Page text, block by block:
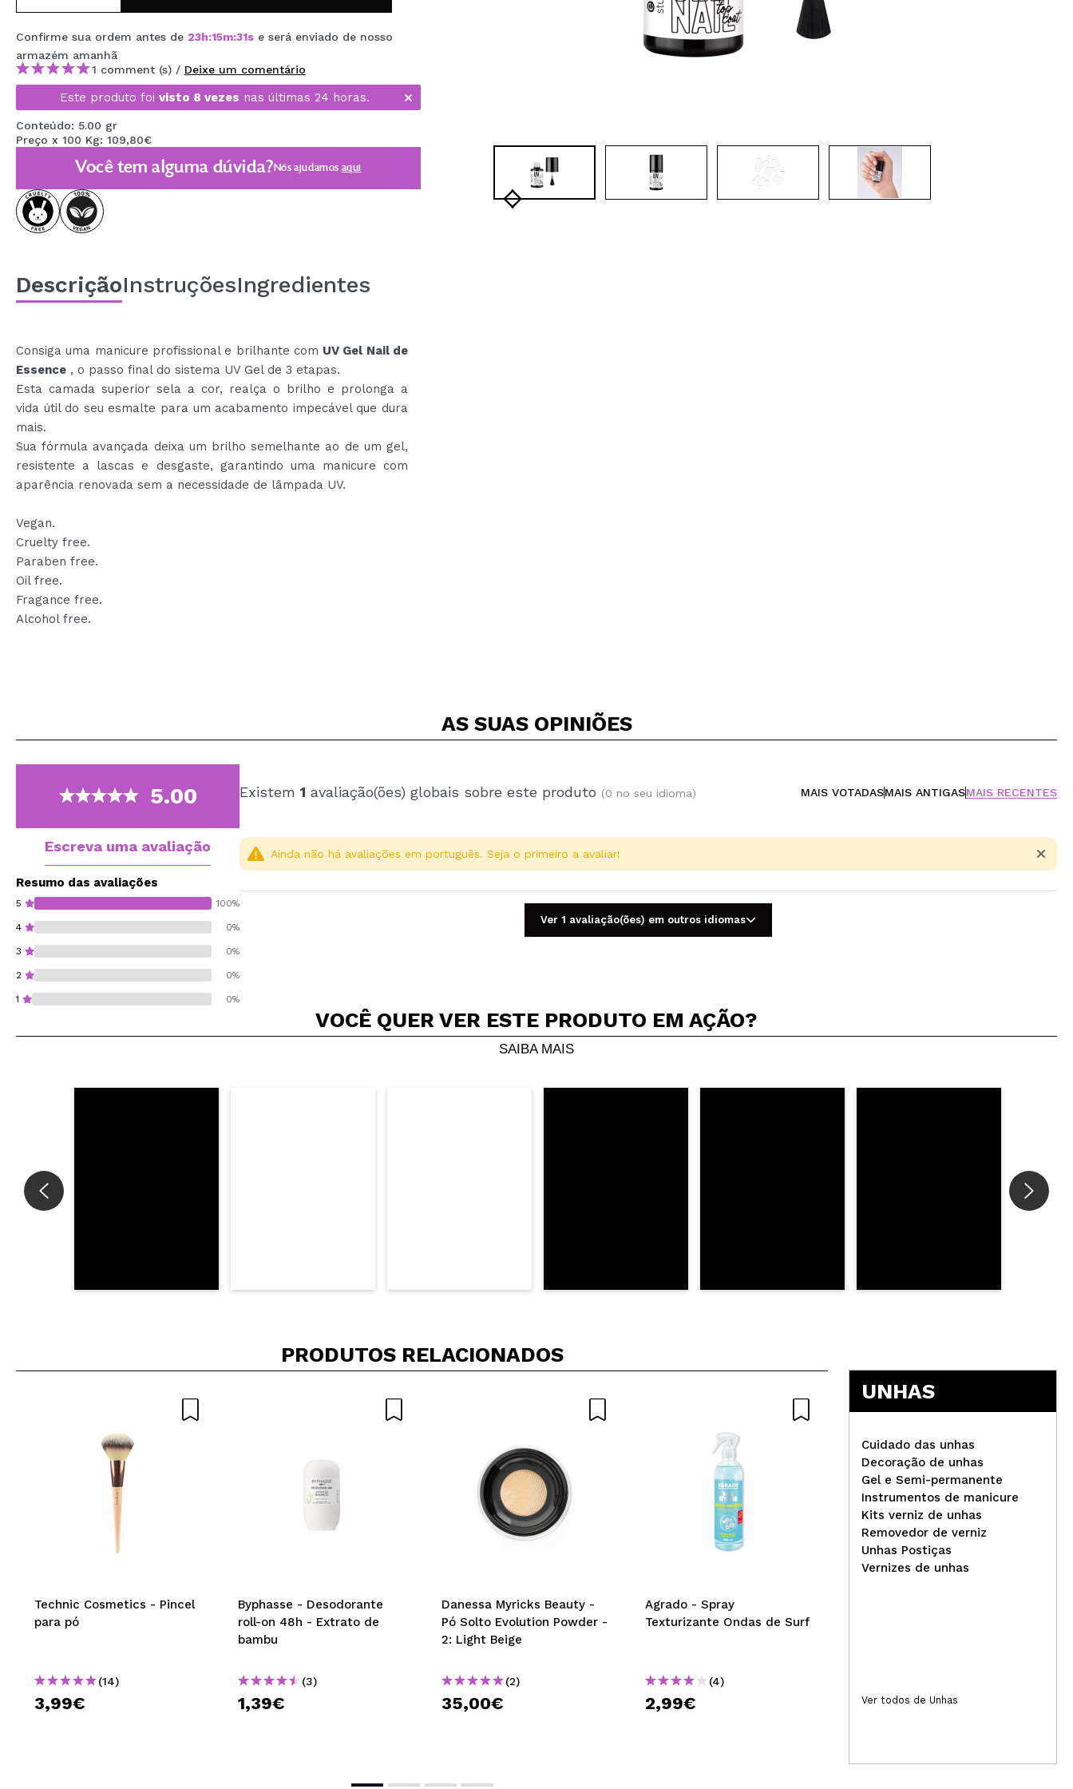
MAQUIFARMA
KOREA ZONE
TRAVEL SIZE
NATURE
DESCONTOS
OUTLET
ELES VOLTARAM!
BLOG
CRIAR CONTA
Confirme sua ordem antes de 23h:15m:30s e será enviado de nosso
armazém amanhã
1 comment (s) / Deixe um comentário
Este produto foi visto 8 vezes nas últimas 24 horas.
Conteúdo: 5.00 gr
Preço x 100 Kg: 109,80€
Você tem alguma dúvida?Nós ajudamos aqui
DescriçãoInstruçõesIngredientes
Consiga uma manicure profissional e brilhante com UV Gel Nail de
Essence , o passo final do sistema UV Gel de 3 etapas.
Esta camada superior sela a cor, realça o brilho e prolonga a
vida útil do seu esmalte para um acabamento impecável que dura
mais.
Sua fórmula avançada deixa um brilho semelhante ao de um gel,
resistente a lascas e desgaste, garantindo uma manicure com
aparência renovada sem a necessidade de lâmpada UV.
Vegan.
Cruelty free.
Paraben free.
Oil free.
Fragance free.
Alcohol free.
AS SUAS OPINIÕES
5.00
Escreva uma avaliação
Resumo das avaliações
5 100%
4 0%
3 0%
2 0%
1 0%
Existem 1 avaliação(ões) globais sobre este produto (0 no seu idioma) MAIS VOTADASMAIS ANTIGASMAIS RECENTES
Compartilhar um vídeo ou uma foto
Seu vídeo pode ser o primeiro. Imagine isso...
5/5
Ainda não há avaliações em português. Seja o primeiro a avaliar!
Ver 1 avaliação(ões) em outros idiomas
VOCÊ QUER VER ESTE PRODUTO EM AÇÃO?
SAIBA MAIS
PRODUTOS RELACIONADOS
Technic Cosmetics - Pincel
para pó
(14)
3,99€
Byphasse - Desodorante
roll-on 48h - Extrato de
bambu
(3)
1,39€
Danessa Myricks Beauty -
Pó Solto Evolution Powder -
2: Light Beige
(2)
35,00€
Agrado - Spray
Texturizante Ondas de Surf
(4)
2,99€
Jeffree Star Cosmetics -
Sombra individual Artistry
Singles - Mintea
10,50€
UNHAS
Cuidado das unhas
Decoração de unhas
Gel e Semi-permanente
Instrumentos de manicure
Kits verniz de unhas
Removedor de verniz
Unhas Postiças
Vernizes de unhas
Ver todos de Unhas